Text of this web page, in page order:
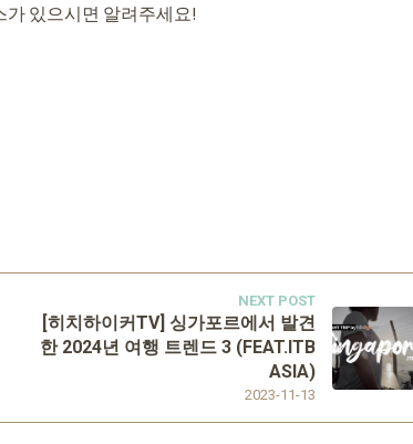
가 있으시면 알려주세요!
NEXT POST
2023-11-13
[히치하이커TV] 싱가포르에서 발견
한 2024년 여행 트렌드 3 (FEAT.ITB
ASIA)